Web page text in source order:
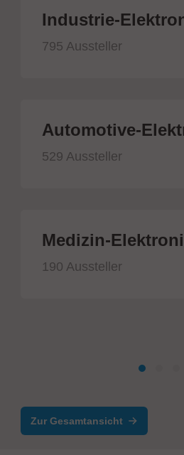
Industrie-
795 Aussteller
Automotive-
529 Aussteller
Medizin-
190 Aussteller
Zur Gesamtansicht